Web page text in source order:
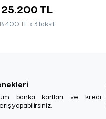
25.200 TL
8.400 TL x 3 taksit
tüm banka kartları ve kredi
yapabilirsiniz.